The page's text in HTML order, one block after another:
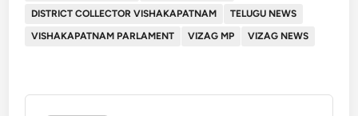
DISTRICT COLLECTOR VISHAKAPATNAM
TELUGU NEWS
VISHAKAPATNAM PARLAMENT
VIZAG MP VIZAG NEWS